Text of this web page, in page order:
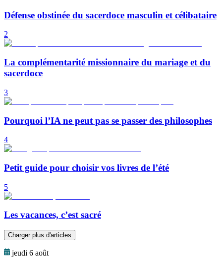
Défense obstinée du sacerdoce masculin et célibataire
2
La complémentarité missionnaire du mariage et du
sacerdoce
3
Pourquoi l’IA ne peut pas se passer des philosophes
4
Petit guide pour choisir vos livres de l’été
5
Les vacances, c’est sacré
Charger plus d'articles
jeudi 6 août